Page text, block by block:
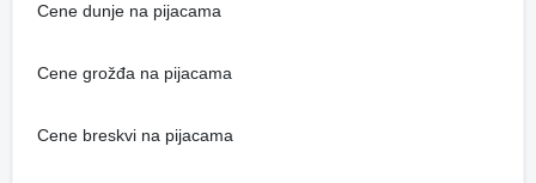
Cene dunje na pijacama
Cene grožđa na pijacama
Cene breskvi na pijacama